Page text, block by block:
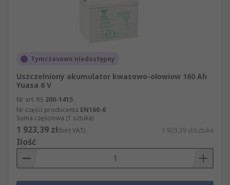
Tymczasowo niedostępny
Uszczelniony akumulator kwasowo-ołowiow 160 Ah
Yuasa 6 V
Nr art. RS 200-1415
Nr części producenta EN160-6
Suma częściowa (1 sztuka)
1 923,39 zł(bez VAT) 1 923,39 zł/sztuka
Ilość